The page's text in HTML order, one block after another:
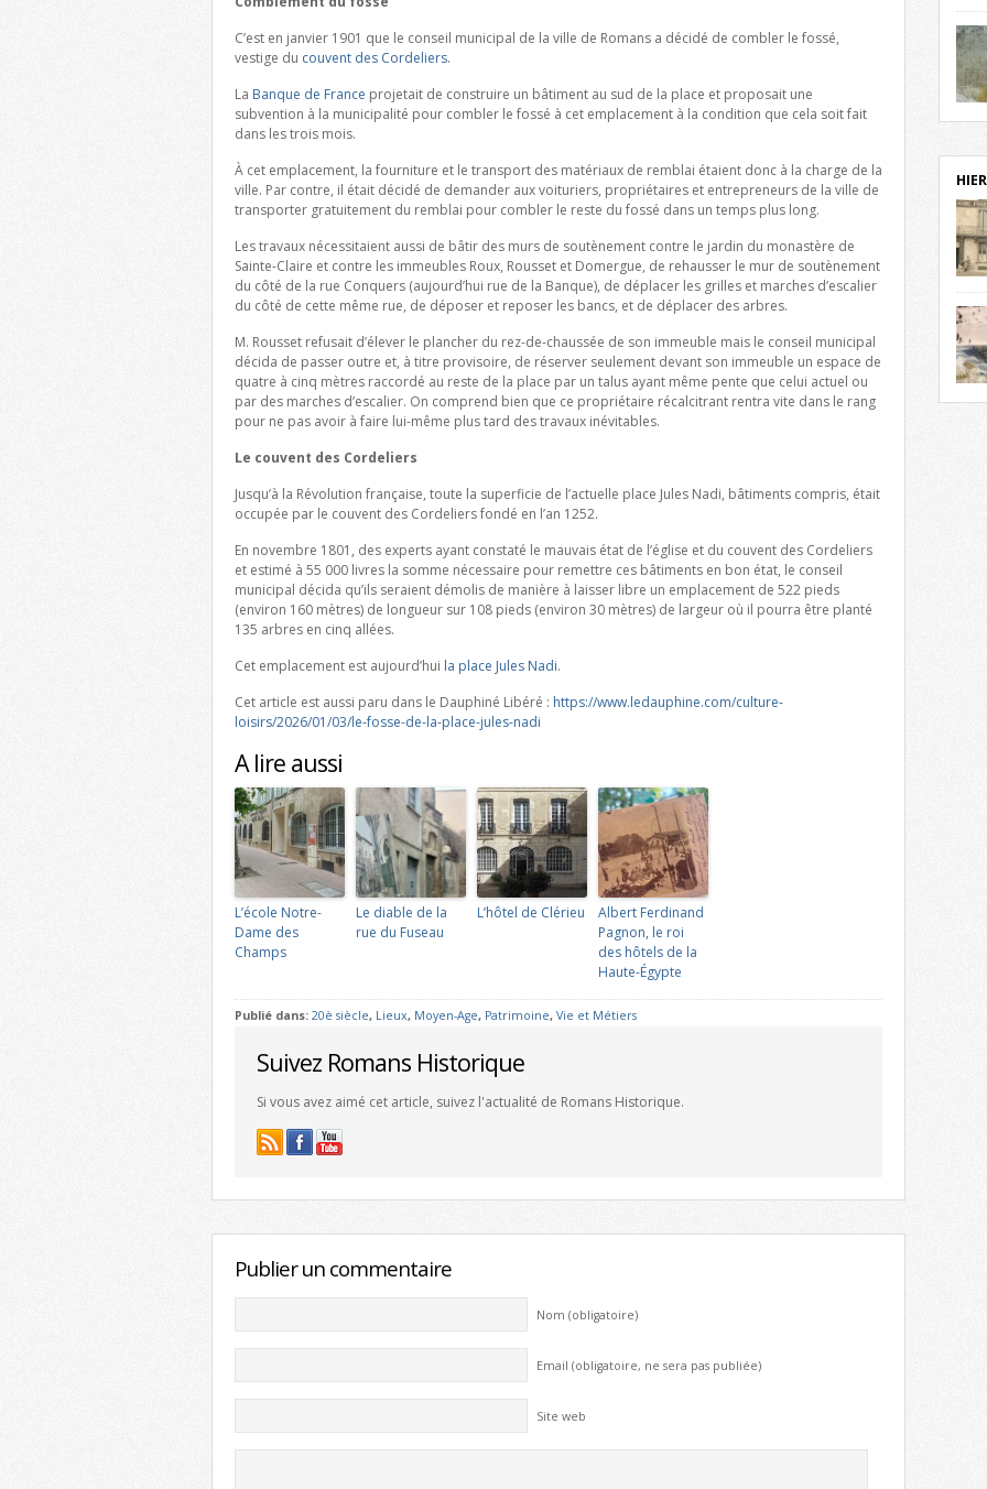
C’est en janvier 1901 que le conseil municipal de la ville de Romans a décidé de combler le fossé,
vestige du couvent des Cordeliers.
La Banque de France projetait de construire un bâtiment au sud de la place et proposait une
subvention à la municipalité pour combler le fossé à cet emplacement à la condition que cela soit fait
dans les trois mois.
À cet emplacement, la fourniture et le transport des matériaux de remblai étaient donc à la charge de la
ville. Par contre, il était décidé de demander aux voituriers, propriétaires et entrepreneurs de la ville de
transporter gratuitement du remblai pour combler le reste du fossé dans un temps plus long.
Les travaux nécessitaient aussi de bâtir des murs de soutènement contre le jardin du monastère de
Sainte-Claire et contre les immeubles Roux, Rousset et Domergue, de rehausser le mur de soutènement
du côté de la rue Conquers (aujourd’hui rue de la Banque), de déplacer les grilles et marches d’escalier
du côté de cette même rue, de déposer et reposer les bancs, et de déplacer des arbres.
M. Rousset refusait d’élever le plancher du rez-de-chaussée de son immeuble mais le conseil municipal
décida de passer outre et, à titre provisoire, de réserver seulement devant son immeuble un espace de
quatre à cinq mètres raccordé au reste de la place par un talus ayant même pente que celui actuel ou
par des marches d’escalier. On comprend bien que ce propriétaire récalcitrant rentra vite dans le rang
pour ne pas avoir à faire lui-même plus tard des travaux inévitables.
Le couvent des Cordeliers
Jusqu’à la Révolution française, toute la superficie de l’actuelle place Jules Nadi, bâtiments compris, était
occupée par le couvent des Cordeliers fondé en l’an 1252.
En novembre 1801, des experts ayant constaté le mauvais état de l’église et du couvent des Cordeliers
et estimé à 55 000 livres la somme nécessaire pour remettre ces bâtiments en bon état, le conseil
municipal décida qu’ils seraient démolis de manière à laisser libre un emplacement de 522 pieds
(environ 160 mètres) de longueur sur 108 pieds (environ 30 mètres) de largeur où il pourra être planté
135 arbres en cinq allées.
Cet emplacement est aujourd’hui la place Jules Nadi.
Cet article est aussi paru dans le Dauphiné Libéré : https://www.ledauphine.com/culture-
loisirs/2026/01/03/le-fosse-de-la-place-jules-nadi
A lire aussi
L’école Notre-
Dame des
Champs
Le diable de la
rue du Fuseau
L’hôtel de Clérieu
Albert Ferdinand
Pagnon, le roi
des hôtels de la
Haute-Égypte
Publié dans: 20è siècle, Lieux, Moyen-Age, Patrimoine, Vie et Métiers
Suivez Romans Historique
Si vous avez aimé cet article, suivez l'actualité de Romans Historique.
Publier un commentaire
Nom (obligatoire)
Email (obligatoire, ne sera pas publiée)
Site web